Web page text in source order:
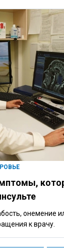
онемение
к врачу.